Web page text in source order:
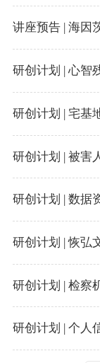
讲座预告 | 海因
研创计划 | 心智
研创计划 | 宅基
研创计划 | 被害
研创计划 | 数据
研创计划 | 恢弘
研创计划 | 检察
研创计划 | 个人